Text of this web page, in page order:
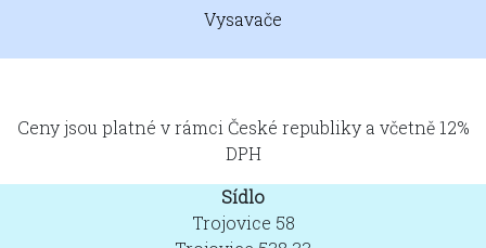
Vysavače
Ceny jsou platné v rámci České republiky a včetně 12%
DPH
Sídlo
Trojovice 58